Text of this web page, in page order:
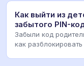
Как выйти из
забытого PIN-
Забыли код
как